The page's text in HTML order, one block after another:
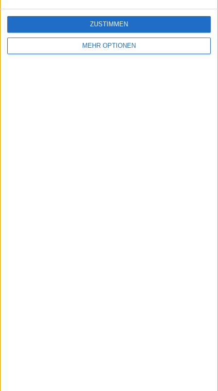
MEHR OPTIONEN
ZUSTIMMEN